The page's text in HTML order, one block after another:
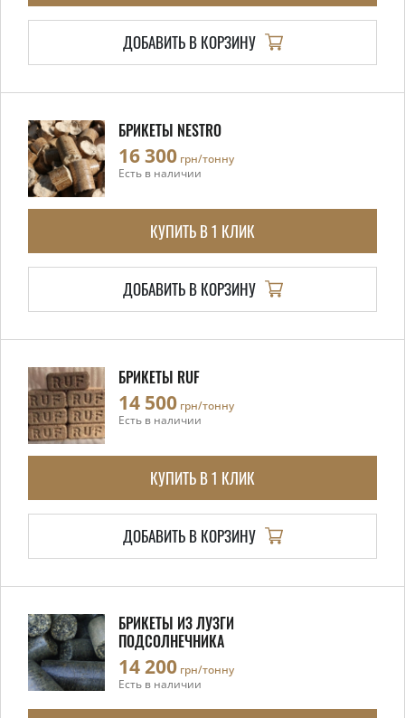
ДОБАВИТЬ В КОРЗИНУ
БРИКЕТЫ NESTRO
16 300 грн/тонну
Есть в наличии
КУПИТЬ В 1 КЛИК
ДОБАВИТЬ В КОРЗИНУ
БРИКЕТЫ RUF
14 500 грн/тонну
Есть в наличии
КУПИТЬ В 1 КЛИК
ДОБАВИТЬ В КОРЗИНУ
БРИКЕТЫ ИЗ ЛУЗГИ
ПОДСОЛНЕЧНИКА
14 200 грн/тонну
Есть в наличии